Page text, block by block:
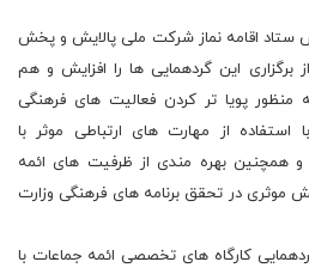
ستاد اقامه نماز شرکت ملی پالایش و پخش
برگزاری این گردهمایی ها را افزایش و هم
منظور پویا تر کردن فعالیت های فرهنگی
استفاده از مهارت های ارتباطی موثر با
و همچنین بهره مندی از ظرفیت های ائمه
موثری در تحقق برنامه های فرهنگی وزارت
کارگاه های تخصصی ائمه جماعات با